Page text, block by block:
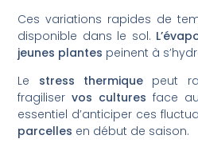
Ces variations rapides de
disponible dans le sol.
jeunes plantes peinent à
Le stress thermique peut
fragiliservos cultures face
essentiel d’anticiper ces
parcelles en début de saison.